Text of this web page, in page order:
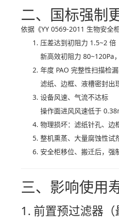
二、国标强制
依据《YY 0569-2011 生物安全
压差达到初阻力 1.5~2 倍
新高效初阻力 80~120Pa
年度 PAO 完整性扫描检
滤纸、边框、液槽密封出
设备风速、气流不达标
操作面进风风速低于
物理损坏：滤纸针孔、边
整机熏蒸、大量腐蚀性试
安全柜移位、搬迁后，强
三、影响使用
1. 前置预过滤器（